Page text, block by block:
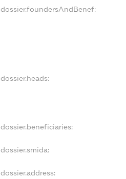
dossier.foundersAndBenef:
dossier.heads:
dossier.beneficiaries:
dossier.smida:
dossier.address: